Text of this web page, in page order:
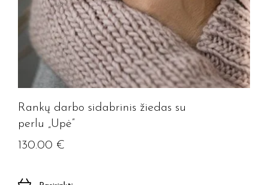
Rankų darbo sidabrinis žiedas su
perlu „Upė”
130.00 €